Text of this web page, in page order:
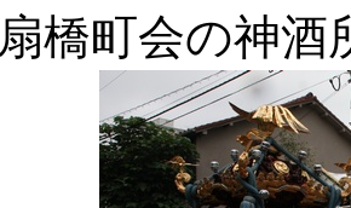
扇橋町会の神酒